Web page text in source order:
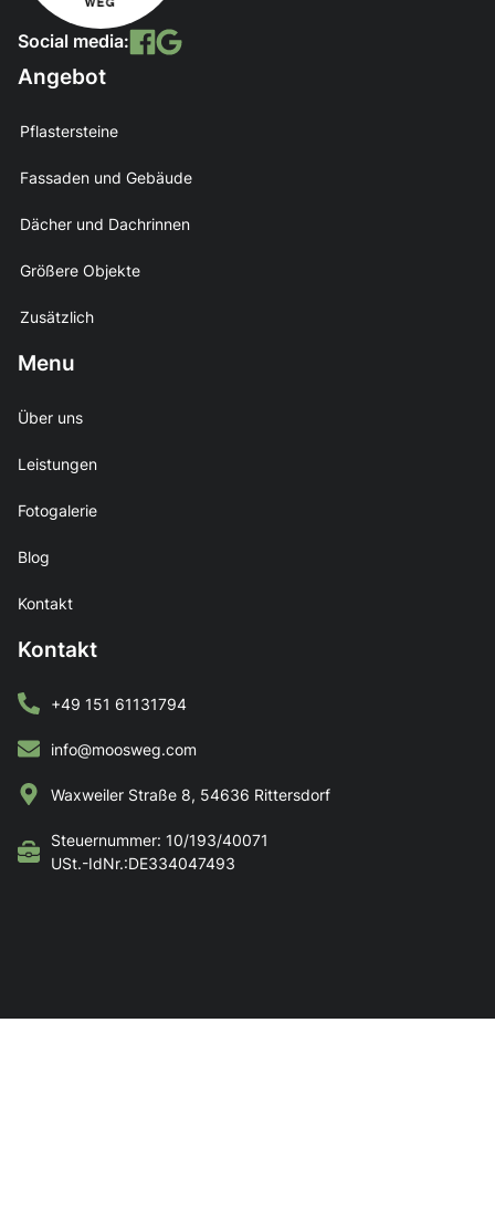
Social media:
Angebot
Pflastersteine
Fassaden und Gebäude
Dächer und Dachrinnen
Größere Objekte
Zusätzlich
Menu
Über uns
Leistungen
Fotogalerie
Blog
Kontakt
Kontakt
+49 151 61131794
info@moosweg.com
Waxweiler Straße 8, 54636 Rittersdorf
Steuernummer: 10/193/40071
USt.-IdNr.:DE334047493